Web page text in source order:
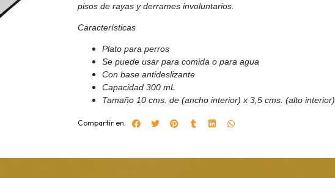
pisos de rayas y derrames involuntarios.
Características
Plato para perros
Se puede usar para comida o para agua
Con base antideslizante
Capacidad 300 mL
Tamaño 10 cms. de (ancho interior) x 3,5 cms. (alto interior)
Compartir en: